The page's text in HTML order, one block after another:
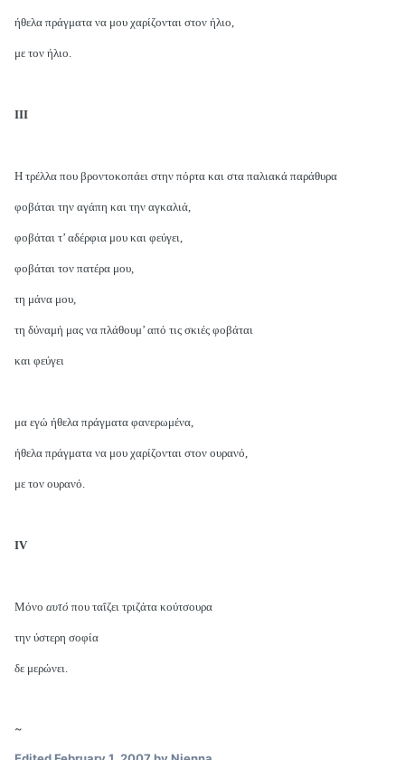
ήθελα πράγματα να μου χαρίζονται στον ήλιο,
με τον ήλιο.
ΙΙΙ
Η τρέλλα που βροντοκοπάει στην πόρτα και στα παλιακά παράθυρα
φοβάται την αγάπη και την αγκαλιά,
φοβάται τ’ αδέρφια μου και φεύγει,
φοβάται τον πατέρα μου,
τη μάνα μου,
τη δύναμή μας να πλάθουμ’ από τις σκιές φοβάται
και φεύγει
μα εγώ ήθελα πράγματα φανερωμένα,
ήθελα πράγματα να μου χαρίζονται στον ουρανό,
με τον ουρανό.
IV
Μόνο αυτό που ταΐζει τριζάτα κούτσουρα
την ύστερη σοφία
δε μερώνει.
~